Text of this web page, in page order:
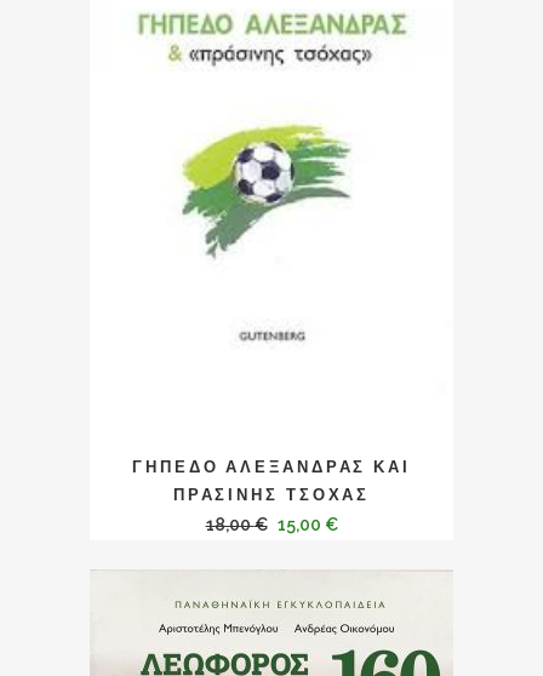
ΓΗΠΕΔΟ ΑΛΕΞΑΝΔΡΑΣ ΚΑΙ
ΠΡΑΣΙΝΗΣ ΤΣΟΧΑΣ
18,00€ 15,00 €